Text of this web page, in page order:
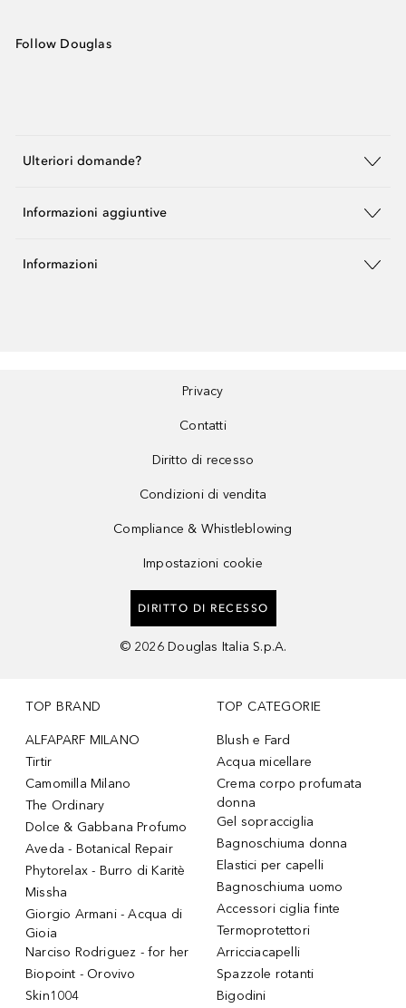
Follow Douglas
Ulteriori domande?
Informazioni aggiuntive
Informazioni
Privacy
Contatti
Diritto di recesso
Condizioni di vendita
Compliance & Whistleblowing
Impostazioni cookie
DIRITTO DI RECESSO
© 2026 Douglas Italia S.p.A.
TOP BRAND
ALFAPARF MILANO
Tirtir
Camomilla Milano
The Ordinary
Dolce & Gabbana Profumo
Aveda - Botanical Repair
Phytorelax - Burro di Karitè
Missha
Giorgio Armani - Acqua di
Gioia
Narciso Rodriguez - for her
Biopoint - Orovivo
Skin1004
TOP CATEGORIE
Blush e Fard
Acqua micellare
Crema corpo profumata
donna
Gel sopracciglia
Bagnoschiuma donna
Elastici per capelli
Bagnoschiuma uomo
Accessori ciglia finte
Termoprotettori
Arricciacapelli
Spazzole rotanti
Bigodini